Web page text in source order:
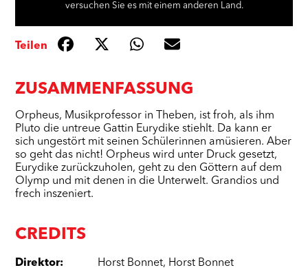
ZUSAMMENFASSUNG
Orpheus, Musikprofessor in Theben, ist froh, als ihm
Pluto die untreue Gattin Eurydike stiehlt. Da kann er
sich ungestört mit seinen Schülerinnen amüsieren. Aber
so geht das nicht! Orpheus wird unter Druck gesetzt,
Eurydike zurückzuholen, geht zu den Göttern auf dem
Olymp und mit denen in die Unterwelt. Grandios und
frech inszeniert.
CREDITS
Direktor: Horst Bonnet, Horst Bonnet
versuchen Sie es mit einem anderen Land.
Teilen